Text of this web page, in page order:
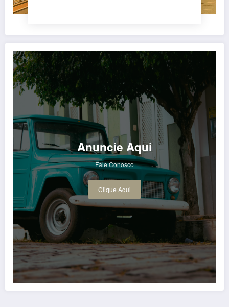
Anuncie Aqui
Fale Conosco
Clique Aqui